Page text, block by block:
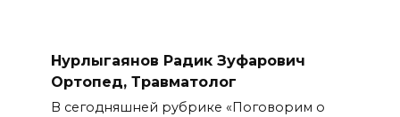
Нурлыгаянов Радик Зуфарович
Ортопед, Травматолог
В сегодняшней рубрике «Поговорим о